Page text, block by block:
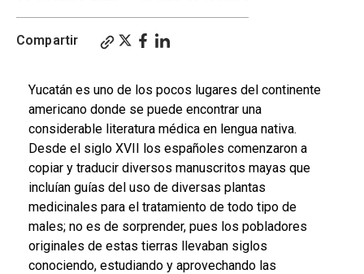
Compartir
Yucatán es uno de los pocos lugares del continente
americano donde se puede encontrar una
considerable literatura médica en lengua nativa.
Desde el siglo XVII los españoles comenzaron a
copiar y traducir diversos manuscritos mayas que
incluían guías del uso de diversas plantas
medicinales para el tratamiento de todo tipo de
males; no es de sorprender, pues los pobladores
originales de estas tierras llevaban siglos
conociendo, estudiando y aprovechando las